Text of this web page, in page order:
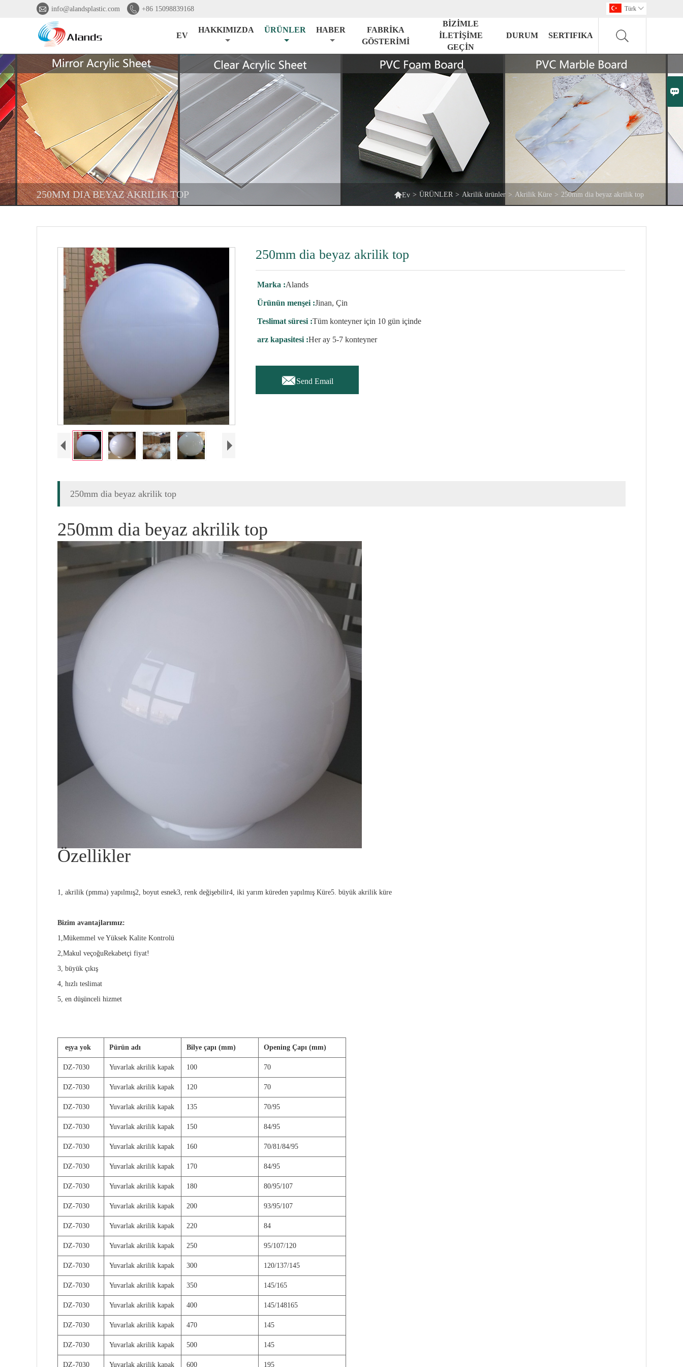

 info@alandsplastic.com  +86 15098839168 Türk 
EV
HAKKIMIZDA ÜRÜNLER HABER
FABRİKA
GÖSTERİMİ
BİZİMLE
İLETİŞİME
GEÇİN
DURUM SERTIFIKA
250MM DIA BEYAZ AKRILIK TOP Ev > ÜRÜNLER > Akrilik ürünler > Akrilik Küre > 250mm dia beyaz akrilik top
250mm dia beyaz akrilik top
Marka :Alands
Ürünün menşei :Jinan, Çin
Teslimat süresi :Tüm konteyner için 10 gün içinde
arz kapasitesi :Her ay 5-7 konteyner
Send Email
250mm dia beyaz akrilik top
250mm dia beyaz akrilik top
Özellikler
1, akrilik (pmma) yapılmış2, boyut esnek3, renk değişebilir4, iki yarım küreden yapılmış Küre5. büyük akrilik küre
Bizim avantajlarımız:
1, Mükemmel ve Yüksek Kalite Kontrolü
2, Makul veçoğuRekabetçi fiyat!
3, büyük çıkış
4, hızlı teslimat
5, en düşünceli hizmet
eşya yok Pürün adı Bilye çapı (mm) Opening Çapı (mm)
DZ-7030 Yuvarlak akrilik kapak 100 70
DZ-7030 Yuvarlak akrilik kapak 120 70
DZ-7030 Yuvarlak akrilik kapak 135 70/95
DZ-7030 Yuvarlak akrilik kapak 150 84/95
DZ-7030 Yuvarlak akrilik kapak 160 70/81/84/95
DZ-7030 Yuvarlak akrilik kapak 170 84/95
DZ-7030 Yuvarlak akrilik kapak 180 80/95/107
DZ-7030 Yuvarlak akrilik kapak 200 93/95/107
DZ-7030 Yuvarlak akrilik kapak 220 84
DZ-7030 Yuvarlak akrilik kapak 250 95/107/120
DZ-7030 Yuvarlak akrilik kapak 300 120/137/145
DZ-7030 Yuvarlak akrilik kapak 350 145/165
DZ-7030 Yuvarlak akrilik kapak 400 145/148165
DZ-7030 Yuvarlak akrilik kapak 470 145
DZ-7030 Yuvarlak akrilik kapak 500 145
DZ-7030 Yuvarlak akrilik kapak 600 195